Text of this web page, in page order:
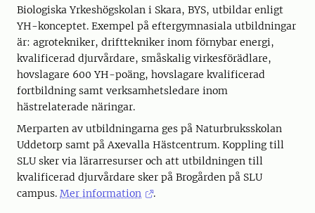
Biologiska Yrkeshögskolan i Skara, BYS, utbildar enligt
YH-konceptet. Exempel på eftergymnasiala utbildningar
är: agrotekniker, drifttekniker inom förnybar energi,
kvalificerad djurvårdare, småskalig virkesförädlare,
hovslagare 600 YH-poäng, hovslagare kvalificerad
fortbildning samt verksamhetsledare inom
hästrelaterade näringar.
Merparten av utbildningarna ges på Naturbruksskolan
Uddetorp samt på Axevalla Hästcentrum. Koppling till
SLU sker via lärarresurser och att utbildningen till
kvalificerad djurvårdare sker på Brogården på SLU
campus. Mer information .